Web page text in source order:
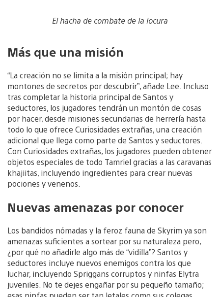
El hacha de combate de la locura
Más que una misión
“La creación no se limita a la misión principal; hay
montones de secretos por descubrir”, añade Lee. Incluso
tras completar la historia principal de Santos y
seductores, los jugadores tendrán un montón de cosas
por hacer, desde misiones secundarias de herrería hasta
todo lo que ofrece Curiosidades extrañas, una creación
adicional que llega como parte de Santos y seductores.
Con Curiosidades extrañas, los jugadores pueden obtener
objetos especiales de todo Tamriel gracias a las caravanas
khajiitas, incluyendo ingredientes para crear nuevas
pociones y venenos.
Nuevas amenazas por conocer
Los bandidos nómadas y la feroz fauna de Skyrim ya son
amenazas suficientes a sortear por su naturaleza pero,
¿por qué no añadirle algo más de “vidilla”? Santos y
seductores incluye nuevos enemigos contra los que
luchar, incluyendo Spriggans corruptos y ninfas Elytra
juveniles. No te dejes engañar por su pequeño tamaño;